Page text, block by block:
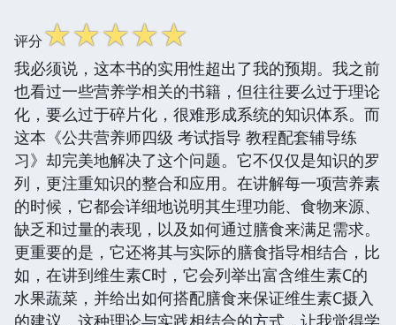
评分☆☆☆☆☆
我必须说，这本书的实用性超出了我的预期。我之前
也看过一些营养学相关的书籍，但往往要么过于理论
化，要么过于碎片化，很难形成系统的知识体系。而
这本《公共营养师四级 考试指导 教程配套辅导练
习》却完美地解决了这个问题。它不仅仅是知识的罗
列，更注重知识的整合和应用。在讲解每一项营养素
的时候，它都会详细地说明其生理功能、食物来源、
缺乏和过量的表现，以及如何通过膳食来满足需求。
更重要的是，它还将其与实际的膳食指导相结合，比
如，在讲到维生素C时，它会列举出富含维生素C的
水果蔬菜，并给出如何搭配膳食来保证维生素C摄入
的建议。这种理论与实践相结合的方式，让我觉得学